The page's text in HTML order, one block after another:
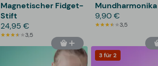
Magnetischer Fidget-
Stift
24,95 €
3,5
Mundharmonika
9,90 €
3,5
3 für 2